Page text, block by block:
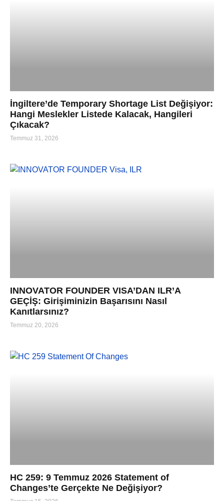
İngiltere’de Temporary Shortage List Değişiyor:
Hangi Meslekler Listede Kalacak, Hangileri
Çıkacak?
Temmuz 31, 2026
INNOVATOR FOUNDER VISA’DAN ILR’A
GEÇİŞ: Girişiminizin Başarısını Nasıl
Kanıtlarsınız?
Temmuz 20, 2026
HC 259: 9 Temmuz 2026 Statement of
Changes’te Gerçekte Ne Değişiyor?